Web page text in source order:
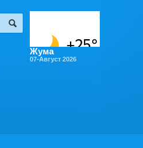
Жума
07-Август 2026